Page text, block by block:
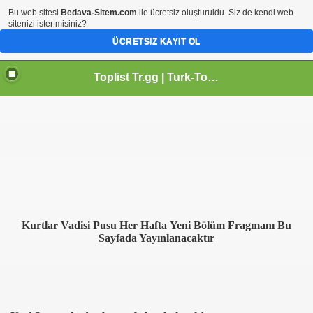
Toplist Tr.gg | Turk-Toplist | PAGERANK 2 | Tr.gg | Toplist Tr.gg | Site Ekle | Sitem | Toplist Tr.gg | Tr.gg Site Ekle
Kurtlar Vadisi Pusu Her Hafta Yeni Bölüm Fragmanı Bu
Sayfada Yayınlanacaktır
Bu web sitesi Bedava-Sitem.com ile ücretsiz oluşturuldu. Siz de kendi web
sitenizi ister misiniz?
ÜCRETSIZ KAYIT OL